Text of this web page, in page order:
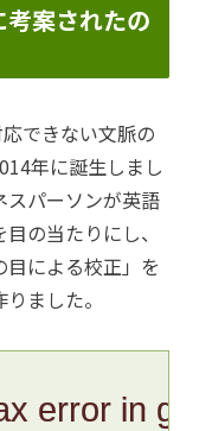
案されたの
できない文脈の
年に誕生しまし
スパーソンが英語
の当たりにし、
による校正」を
ました。
error in